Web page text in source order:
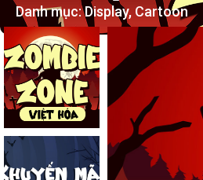
Danh mục:Display, Cartoon